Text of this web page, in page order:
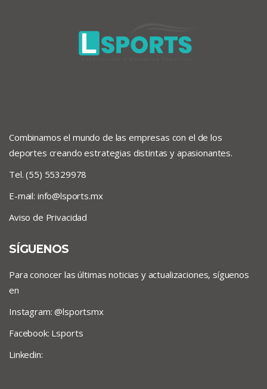
Combinamos el mundo de las empresas con el de los
deportes creando estrategias distintas y apasionantes.
Tel. (55) 55329978
E-mail: info@lsports.mx
Aviso de Privacidad
SÍGUENOS
Para conocer las últimas noticias y actualizaciones, síguenos
en
Instagram: @lsportsmx
Facebook: Lsports
Linkedin: